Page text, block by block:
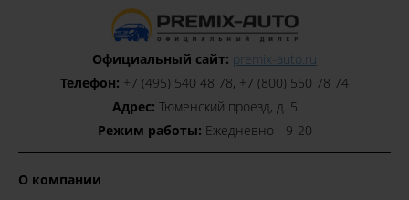
Официальный сайт: premix-auto.ru
Телефон: +7 (495) 540 48 78, +7 (800) 550 78 74
Адрес: Тюменский проезд, д. 5
Режим работы: Ежедневно - 9-20
О компании